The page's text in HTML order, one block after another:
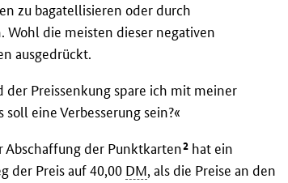
zu bagatellisieren oder durch
die meisten dieser negativen
ausgedrückt.
Preissenkung spare ich mit meiner
soll eine Verbesserung sein?«
Abschaffung der Punktkarten2 hat ein
der Preis auf 40,00 DM, als die Preise an den